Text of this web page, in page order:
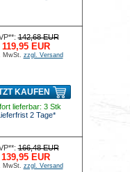
142,68 EUR
119,95 EUR
MwSt. zzgl. Versand
KAUFEN
lieferbar: 3 Stk
2 Tage*
166,48 EUR
139,95 EUR
MwSt. zzgl. Versand